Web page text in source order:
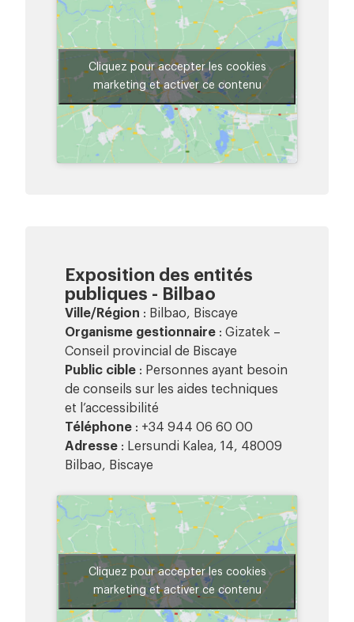
Cliquez pour accepter les cookies
marketing et activer ce contenu
Exposition des entités
publiques - Bilbao
Ville/Région : Bilbao, Biscaye
Organisme gestionnaire : Gizatek –
Conseil provincial de Biscaye
Public cible : Personnes ayant besoin
de conseils sur les aides techniques
et l’accessibilité
Téléphone : +34 944 06 60 00
Adresse : Lersundi Kalea, 14, 48009
Bilbao, Biscaye
Cliquez pour accepter les cookies
marketing et activer ce contenu